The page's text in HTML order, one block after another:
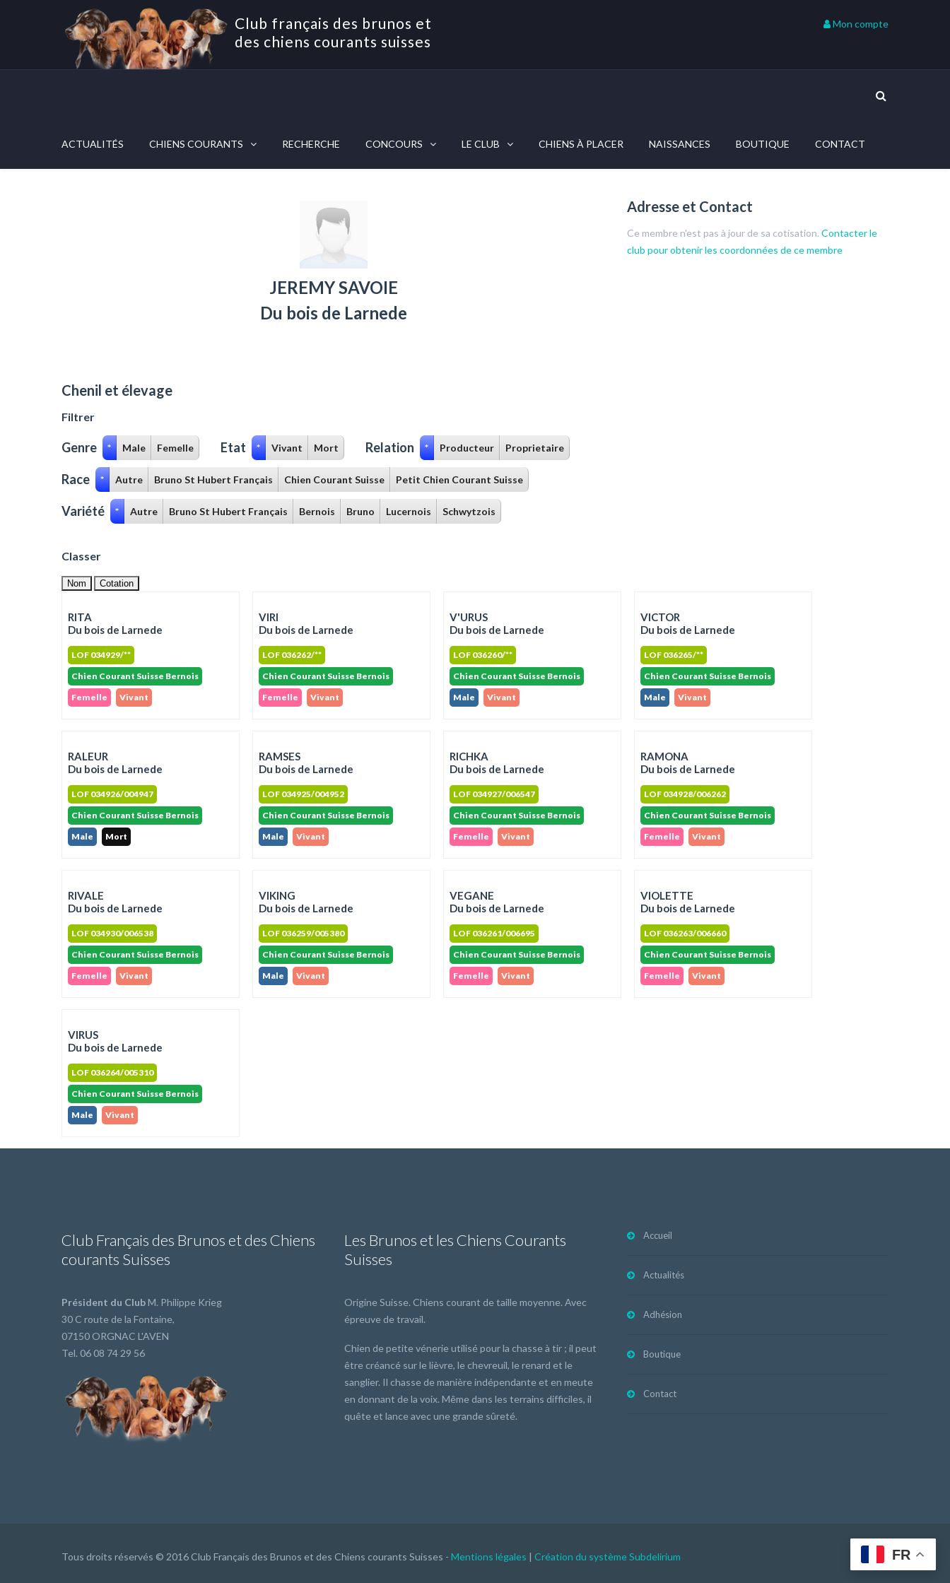
Club français des brunos et
des chiens courants suisses
Mon compte
ACTUALITÉS CHIENS COURANTS RECHERCHE CONCOURS LE CLUB CHIENS À PLACER NAISSANCES BOUTIQUE CONTACT
JEREMY SAVOIE
Du bois de Larnede
Adresse et Contact
Ce membre n'est pas à jour de sa cotisation. Contacter le
club pour obtenir les coordonnées de ce membre
Chenil et élevage
Filtrer
Genre * Male Femelle Etat * Vivant Mort Relation * Producteur Proprietaire
Race * Autre Bruno St Hubert Français Chien Courant Suisse Petit Chien Courant Suisse
Variété * Autre Bruno St Hubert Français Bernois Bruno Lucernois Schwytzois
Classer
Nom Cotation
RITA
Du bois de Larnede
LOF 034929/**
Chien Courant Suisse Bernois
Femelle
Vivant
VIRI
Du bois de Larnede
LOF 036262/**
Chien Courant Suisse Bernois
Femelle
Vivant
V'URUS
Du bois de Larnede
LOF 036260/**
Chien Courant Suisse Bernois
Male
Vivant
VICTOR
Du bois de Larnede
LOF 036265/**
Chien Courant Suisse Bernois
Male
Vivant
RALEUR
Du bois de Larnede
LOF 034926/004947
Chien Courant Suisse Bernois
Male
Mort
RAMSES
Du bois de Larnede
LOF 034925/004952
Chien Courant Suisse Bernois
Male
Vivant
RICHKA
Du bois de Larnede
LOF 034927/006547
Chien Courant Suisse Bernois
Femelle
Vivant
RAMONA
Du bois de Larnede
LOF 034928/006262
Chien Courant Suisse Bernois
Femelle
Vivant
RIVALE
Du bois de Larnede
LOF 034930/006538
Chien Courant Suisse Bernois
Femelle
Vivant
VIKING
Du bois de Larnede
LOF 036259/005380
Chien Courant Suisse Bernois
Male
Vivant
VEGANE
Du bois de Larnede
LOF 036261/006695
Chien Courant Suisse Bernois
Femelle
Vivant
VIOLETTE
Du bois de Larnede
LOF 036263/006660
Chien Courant Suisse Bernois
Femelle
Vivant
VIRUS
Du bois de Larnede
LOF 036264/005310
Chien Courant Suisse Bernois
Male
Vivant
Club Français des Brunos et des Chiens
courants Suisses
Président du ClubM. Philippe Krieg
30 C route de la Fontaine,
07150 ORGNAC L'AVEN
Tel. 06 08 74 29 56
Les Brunos et les Chiens Courants
Suisses
Origine Suisse. Chiens courant de taille moyenne. Avec
épreuve de travail.
Chien de petite vénerie utilisé pour la chasse à tir ; il peut
être créancé sur le lièvre, le chevreuil, le renard et le
sanglier. Il chasse de manière indépendante et en meute
en donnant de la voix. Même dans les terrains difficiles, il
quête et lance avec une grande sûreté.
Accueil
Actualités
Adhésion
Boutique
Contact
Tous droits réservés © 2016 Club Français des Brunos et des Chiens courants Suisses - Mentions légales | Création du système Subdelirium FR